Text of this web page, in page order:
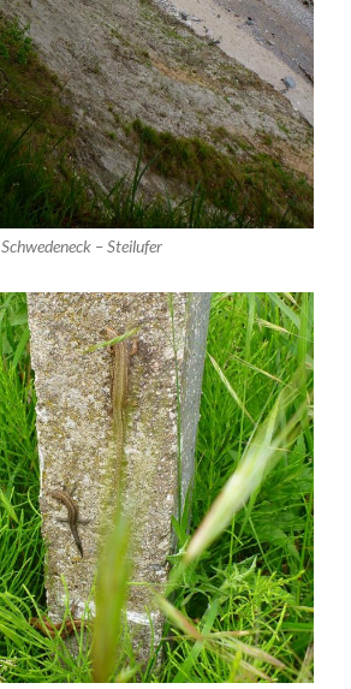
Schwedeneck – Steilufer